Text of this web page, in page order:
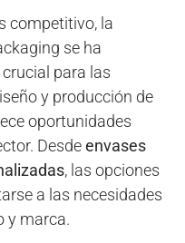
competitivo, la
se ha
para las
y producción de
oportunidades
Desdeenvases
, las opciones
a las necesidades
y marca.